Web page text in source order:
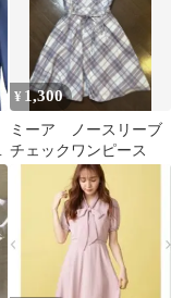
¥ 1,300
ミーア ノースリーブ
チェックワンピース